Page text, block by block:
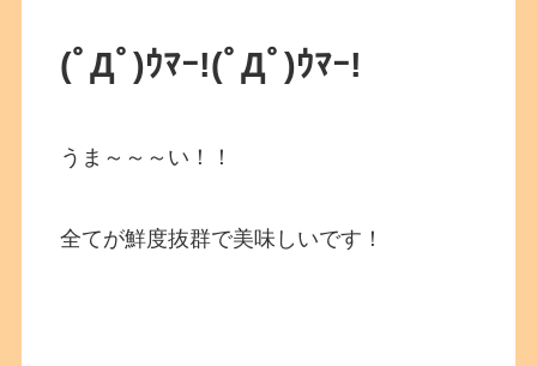
(ﾟДﾟ)ｳﾏｰ!(ﾟДﾟ)ｳﾏｰ!
うま～～～い！！
全てが鮮度抜群で美味しいです！